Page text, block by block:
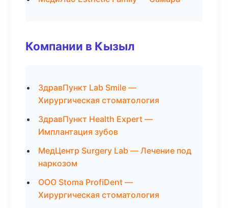
Компании в Кызыл
ЗдравПункт Lab Smile —
Хирургическая стоматология
ЗдравПункт Health Expert —
Имплантация зубов
МедЦентр Surgery Lab — Лечение под
наркозом
ООО Stoma ProfiDent —
Хирургическая стоматология